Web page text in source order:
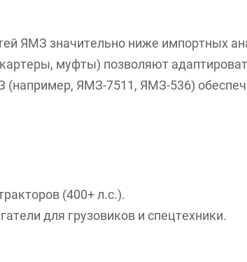
ЯМЗ значительно ниже импортных
муфты) позволяют
(например, ЯМЗ-7511, ЯМЗ-536)
(400+ л.с.).
для грузовиков и спецтехники.